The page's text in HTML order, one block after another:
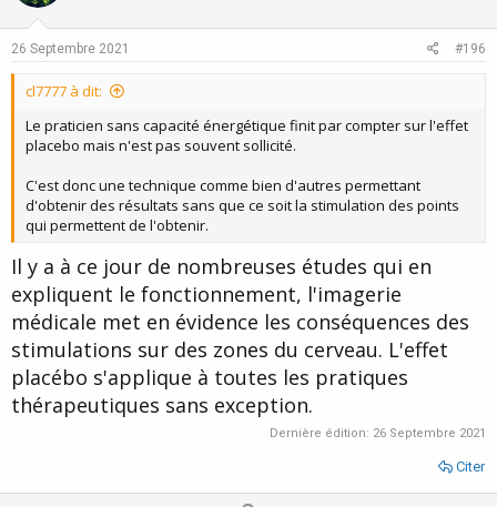
26 Septembre 2021 #196
cl7777 à dit:
Le praticien sans capacité énergétique finit par compter sur l'effet
placebo mais n'est pas souvent sollicité.
C'est donc une technique comme bien d'autres permettant
d'obtenir des résultats sans que ce soit la stimulation des points
qui permettent de l'obtenir.
Il y a à ce jour de nombreuses études qui en
expliquent le fonctionnement, l'imagerie
médicale met en évidence les conséquences des
stimulations sur des zones du cerveau. L'effet
placébo s'applique à toutes les pratiques
thérapeutiques sans exception.
Dernière édition: 26 Septembre 2021
Citer